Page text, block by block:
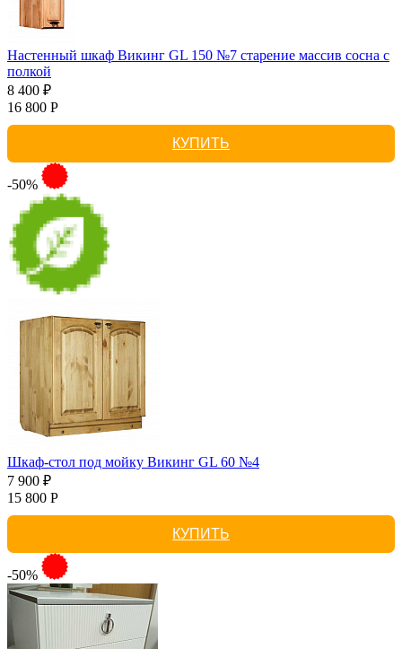
Настенный шкаф Викинг GL 150 №7 старение массив сосна с
полкой
8 400 ₽
16 800 Р
КУПИТЬ
-50%
Шкаф-стол под мойку Викинг GL 60 №4
7 900 ₽
15 800 Р
КУПИТЬ
-50%